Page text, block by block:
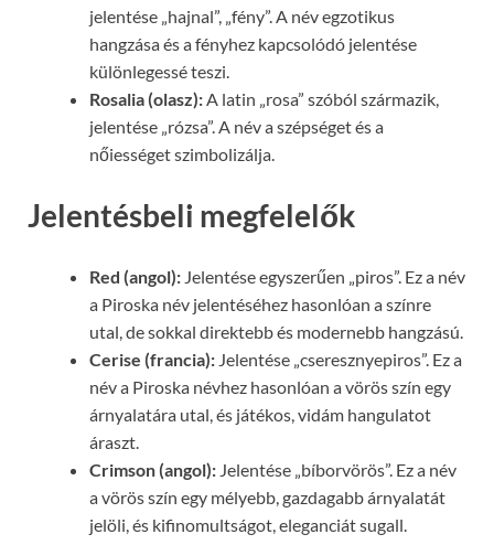
jelentése „hajnal”, „fény”. A név egzotikus
hangzása és a fényhez kapcsolódó jelentése
különlegessé teszi.
Rosalia (olasz): A latin „rosa” szóból származik,
jelentése „rózsa”. A név a szépséget és a
nőiességet szimbolizálja.
Jelentésbeli megfelelők
Red (angol): Jelentése egyszerűen „piros”. Ez a név
a Piroska név jelentéséhez hasonlóan a színre
utal, de sokkal direktebb és modernebb hangzású.
Cerise (francia): Jelentése „cseresznyepiros”. Ez a
név a Piroska névhez hasonlóan a vörös szín egy
árnyalatára utal, és játékos, vidám hangulatot
áraszt.
Crimson (angol): Jelentése „bíborvörös”. Ez a név
a vörös szín egy mélyebb, gazdagabb árnyalatát
jelöli, és kifinomultságot, eleganciát sugall.